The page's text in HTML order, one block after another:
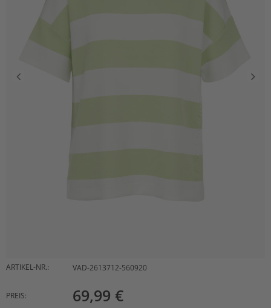
ARTIKEL-NR.: VAD-2613712-560920
PREIS: 69,99 €